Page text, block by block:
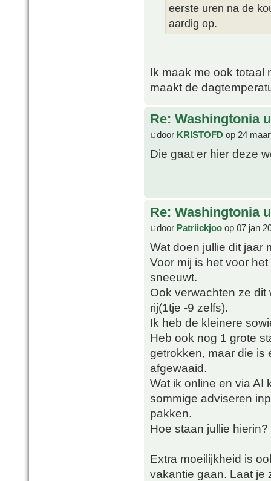
eerste uren na de
aardig op.
Ik maak me ook totaal
maakt de
Re: Washingtonia
door KRISTOFD op 24
Die gaat er hier deze
Re: Washingtonia
door Patriickjoo op 07 jan
Wat doen jullie dit jaar
Voor mij is het voor
sneeuwt.
Ook verwachten ze
rij(1tje -9 zelfs).
Ik heb de kleinere
Heb ook nog 1 grote
getrokken, maar die is
afgewaaid.
Wat ik online en via AI
sommige adviseren
pakken.
Hoe staan jullie hierin?
Extra moeilijkheid is
vakantie gaan. Laat je